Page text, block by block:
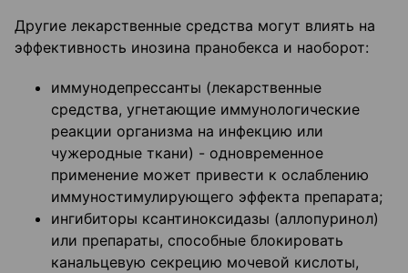
Другие лекарственные средства могут влиять на
эффективность инозина пранобекса и наоборот:
иммунодепрессанты (лекарственные
средства, угнетающие иммунологические
реакции организма на инфекцию или
чужеродные ткани) - одновременное
применение может привести к ослаблению
иммуностимулирующего эффекта препарата;
ингибиторы ксантиноксидазы (аллопуринол)
или препараты, способные блокировать
канальцевую секрецию мочевой кислоты,